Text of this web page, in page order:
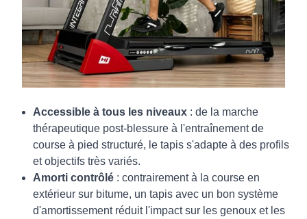
Accessible à tous les niveaux : de la marche
thérapeutique post-blessure à l'entraînement de
course à pied structuré, le tapis s'adapte à des profils
et objectifs très variés.
Amorti contrôlé : contrairement à la course en
extérieur sur bitume, un tapis avec un bon système
d'amortissement réduit l'impact sur les genoux et les